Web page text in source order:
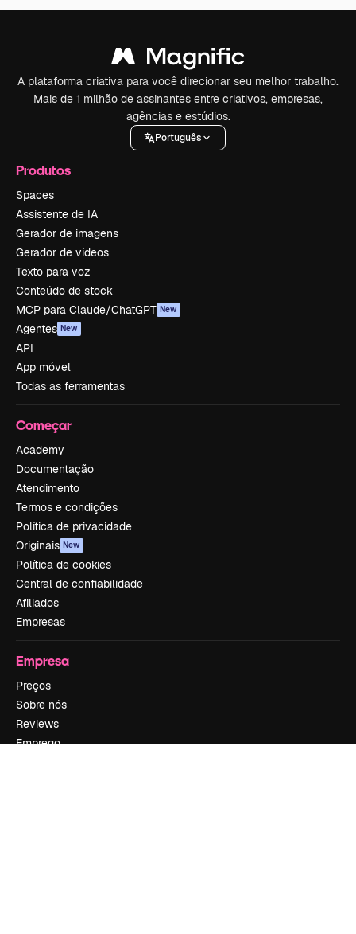
A plataforma criativa para você direcionar seu melhor trabalho.
Mais de 1 milhão de assinantes entre criativos, empresas,
agências e estúdios.
Português
Produtos
Spaces
Assistente de IA
Gerador de imagens
Gerador de vídeos
Texto para voz
Conteúdo de stock
MCP para Claude/ChatGPT New
Agentes New
API
App móvel
Todas as ferramentas
Começar
Academy
Documentação
Atendimento
Termos e condições
Política de privacidade
Originais New
Política de cookies
Central de confiabilidade
Afiliados
Empresas
Empresa
Preços
Sobre nós
Reviews
Emprego